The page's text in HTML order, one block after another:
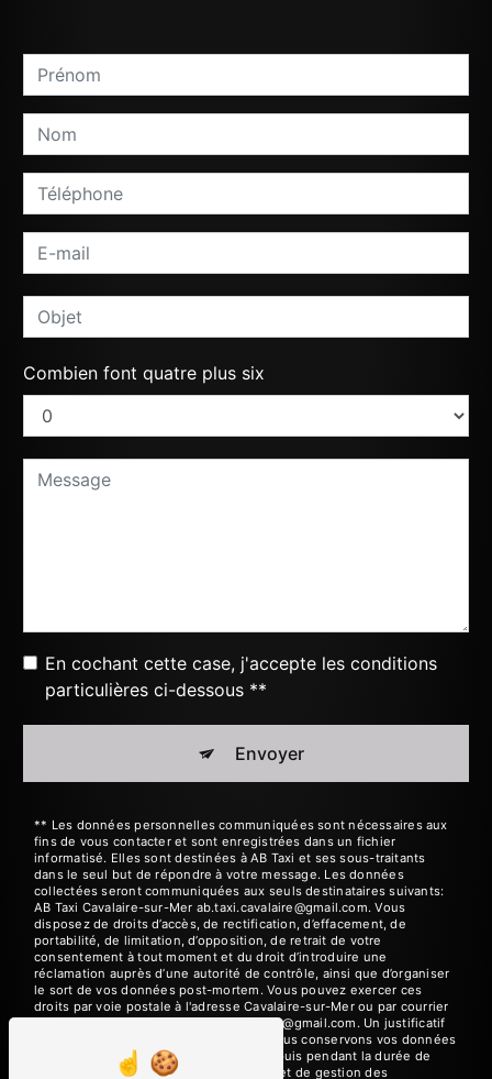
Combien font quatre plus six
En cochant cette case, j'accepte les conditions
particulières ci-dessous **
Envoyer
** Les données personnelles communiquées sont nécessaires aux
fins de vous contacter et sont enregistrées dans un fichier
informatisé. Elles sont destinées à AB Taxi et ses sous-traitants
dans le seul but de répondre à votre message. Les données
collectées seront communiquées aux seuls destinataires suivants:
AB Taxi Cavalaire-sur-Mer ab.taxi.cavalaire@gmail.com. Vous
disposez de droits d’accès, de rectification, d’effacement, de
portabilité, de limitation, d’opposition, de retrait de votre
consentement à tout moment et du droit d’introduire une
réclamation auprès d’une autorité de contrôle, ainsi que d’organiser
le sort de vos données post-mortem. Vous pouvez exercer ces
droits par voie postale à l'adresse Cavalaire-sur-Mer ou par courrier
électronique à l'adresse ab.taxi.cavalaire@gmail.com. Un justificatif
d'identité pourra vous être demandé. Nous conservons vos données
pendant la période de prise de contact puis pendant la durée de
prescription légale aux fins probatoires et de gestion des